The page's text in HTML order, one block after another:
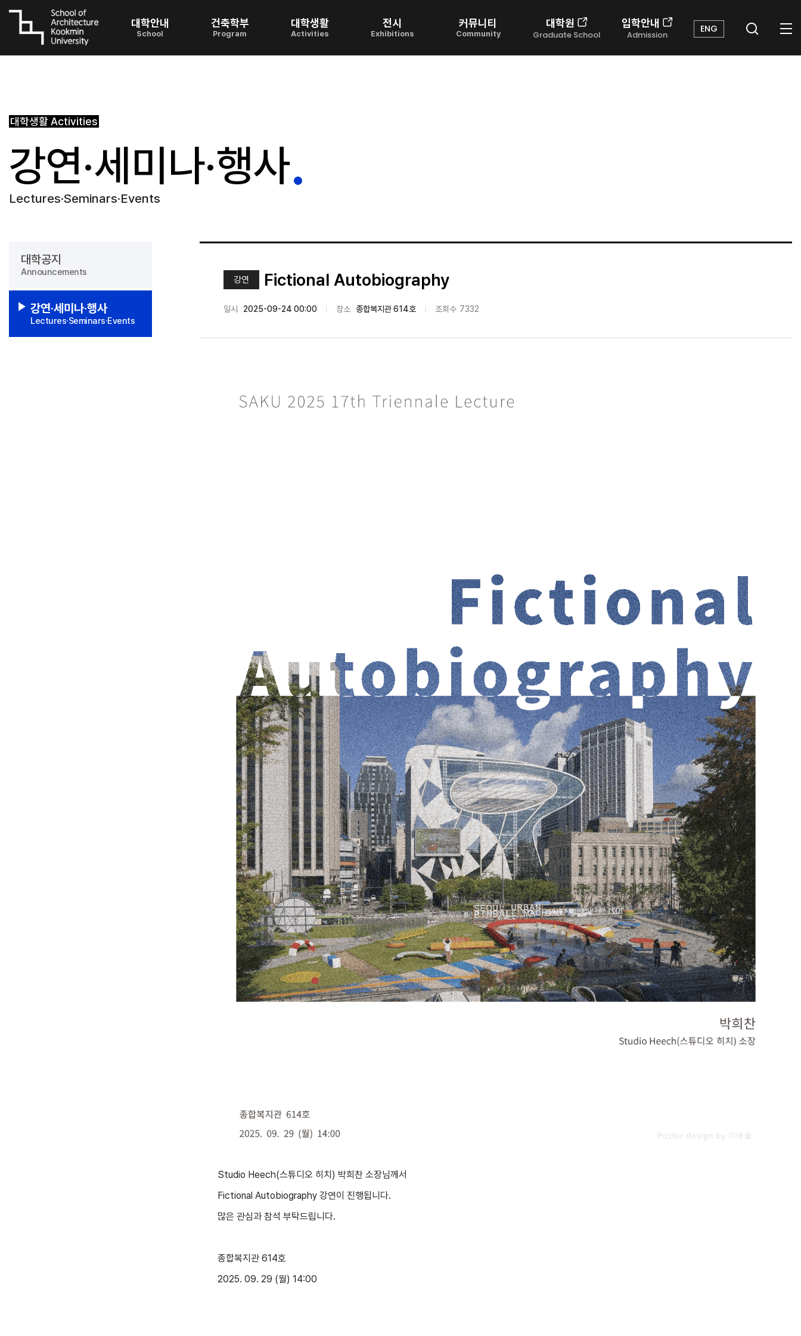
대학안내
School
건축학부
Program
대학생활
Activities
전시
Exhibitions
커뮤니티
Community
대학원
Graduate School
입학안내
Admission
ENG
대학생활Activities
강연·세미나·행사
Lectures·Seminars·Events
대학공지
Announcements
강연·세미나·행사
Lectures·Seminars·Events
강연 Fictional Autobiography
일시 2025-09-24 00:00 장소 종합복지관 614호 조회수 7332
Studio Heech(스튜디오 히치) 박희찬 소장님께서
Fictional Autobiography 강연이 진행됩니다.
많은 관심과 참석 부탁드립니다.
종합복지관 614호
2025. 09. 29 (월) 14:00